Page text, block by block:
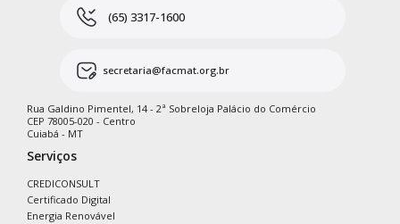
(65) 3317-1600
secretaria@facmat.org.br
Rua Galdino Pimentel, 14 - 2ª Sobreloja Palácio do Comércio
CEP 78005-020 - Centro
Cuiabá - MT
Serviços
CREDICONSULT
Certificado Digital
Energia Renovável